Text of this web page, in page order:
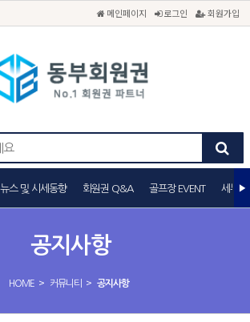
메인페이지 로그인 회원가입
공지사항
HOME > 커뮤니티 > 공지사항
스 및 시세동향 회원권 Q&A 골프장 EVENT 세무상